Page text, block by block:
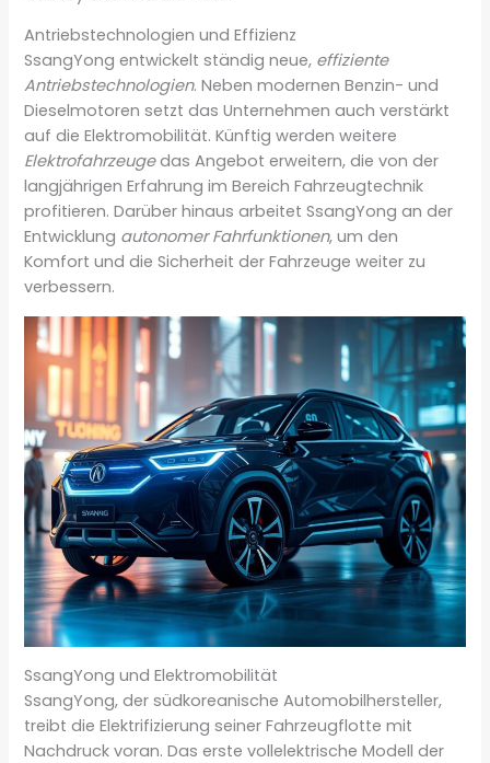
Antriebstechnologien und Effizienz
SsangYong entwickelt ständig neue, effiziente
Antriebstechnologien. Neben modernen Benzin- und
Dieselmotoren setzt das Unternehmen auch verstärkt
auf die Elektromobilität. Künftig werden weitere
Elektrofahrzeugedas Angebot erweitern, die von der
langjährigen Erfahrung im Bereich Fahrzeugtechnik
profitieren. Darüber hinaus arbeitet SsangYong an der
Entwicklung autonomer Fahrfunktionen, um den
Komfort und die Sicherheit der Fahrzeuge weiter zu
verbessern.
SsangYong und Elektromobilität
SsangYong, der südkoreanische Automobilhersteller,
treibt die Elektrifizierung seiner Fahrzeugflotte mit
Nachdruck voran. Das erste vollelektrische Modell der